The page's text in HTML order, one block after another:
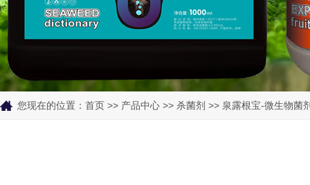
您现在的位置： 首页 >> 产品中心 >> 杀菌剂 >> 泉露根宝-微生物菌